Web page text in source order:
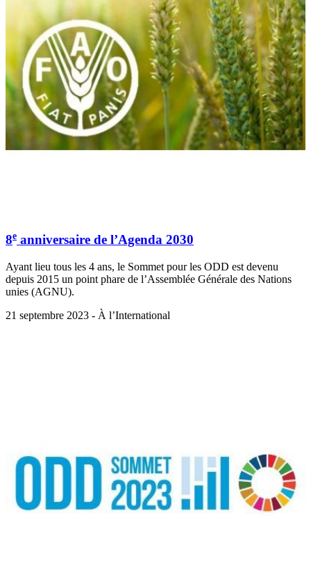
8e anniversaire de l’Agenda 2030
Ayant lieu tous les 4 ans, le Sommet pour les ODD est devenu
depuis 2015 un point phare de l’Assemblée Générale des Nations
unies (AGNU).
21 septembre 2023 - À l’International